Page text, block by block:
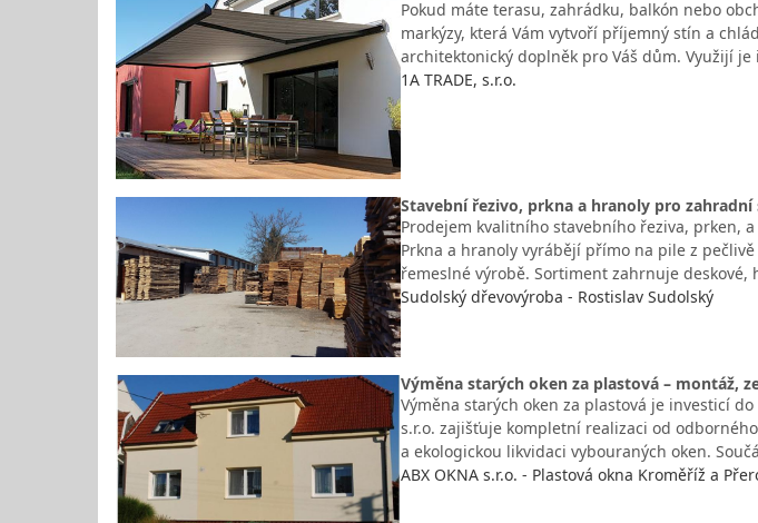
Pokud máte terasu, zahrádku, balkón nebo
markýzy, která Vám vytvoří příjemný stín a
architektonický doplněk pro Váš dům. Využijí
1A TRADE, s.r.o.
Stavební řezivo, prkna a hranoly pro
Prodejem kvalitního stavebního řeziva, prken,
Prkna a hranoly vyrábějí přímo na pile z
řemeslné výrobě. Sortiment zahrnuje
Sudolský dřevovýroba - Rostislav Sudolský
Výměna starých oken za plastová – montáž,
Výměna starých oken za plastová je investicí
s.r.o. zajišťuje kompletní realizaci od
a ekologickou likvidaci vybouraných oken.
ABX OKNA s.r.o. - Plastová okna Kroměříž a